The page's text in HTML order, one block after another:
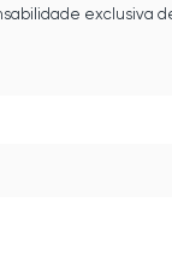
exclusiva